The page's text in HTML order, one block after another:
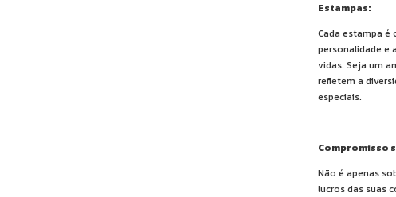
Estampas:
Cada estampa é
personalidade e
vidas. Seja um
refletem a
especiais.
Compromisso
Não é apenas
lucros das suas